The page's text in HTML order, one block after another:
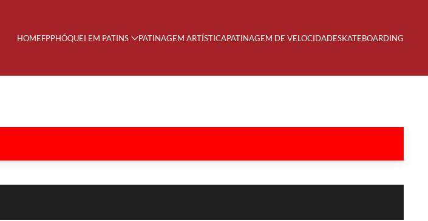
HOMEFPPHÓQUEI EM PATINS PATINAGEM ARTÍSTICAPATINAGEM DE VELOCIDADESKATEBOARDING